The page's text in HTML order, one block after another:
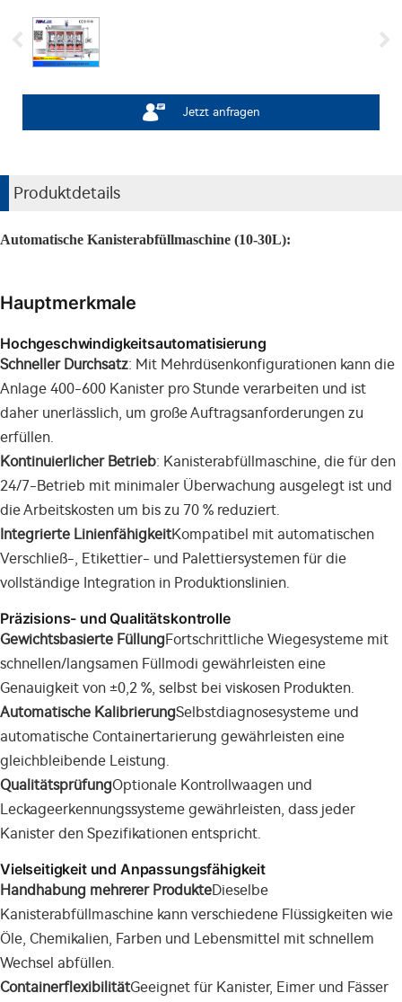
Jetzt anfragen
Produktdetails
Automatische Kanisterabfüllmaschine (10-30L):
Hauptmerkmale
Hochgeschwindigkeitsautomatisierung
Schneller Durchsatz: Mit Mehrdüsenkonfigurationen kann die
Anlage 400-600 Kanister pro Stunde verarbeiten und ist
daher unerlässlich, um große Auftragsanforderungen zu
erfüllen.
Kontinuierlicher Betrieb: Kanisterabfüllmaschine, die für den
24/7-Betrieb mit minimaler Überwachung ausgelegt ist und
die Arbeitskosten um bis zu 70 % reduziert.
Integrierte LinienfähigkeitKompatibel mit automatischen
Verschließ-, Etikettier- und Palettiersystemen für die
vollständige Integration in Produktionslinien.
Präzisions- und Qualitätskontrolle
Gewichtsbasierte FüllungFortschrittliche Wiegesysteme mit
schnellen/langsamen Füllmodi gewährleisten eine
Genauigkeit von ±0,2 %, selbst bei viskosen Produkten.
Automatische KalibrierungSelbstdiagnosesysteme und
automatische Containertarierung gewährleisten eine
gleichbleibende Leistung.
QualitätsprüfungOptionale Kontrollwaagen und
Leckageerkennungssysteme gewährleisten, dass jeder
Kanister den Spezifikationen entspricht.
Vielseitigkeit und Anpassungsfähigkeit
Handhabung mehrerer ProdukteDieselbe
Kanisterabfüllmaschine kann verschiedene Flüssigkeiten wie
Öle, Chemikalien, Farben und Lebensmittel mit schnellem
Wechsel abfüllen.
ContainerflexibilitätGeeignet für Kanister, Eimer und Fässer